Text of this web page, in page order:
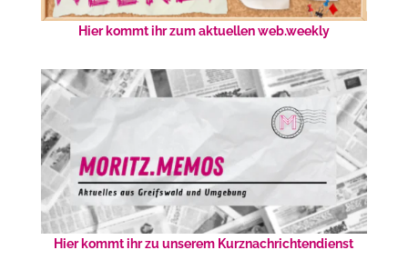
Hier kommt ihr zum aktuellen web.weekly
Hier kommt ihr zu unserem Kurznachrichtendienst